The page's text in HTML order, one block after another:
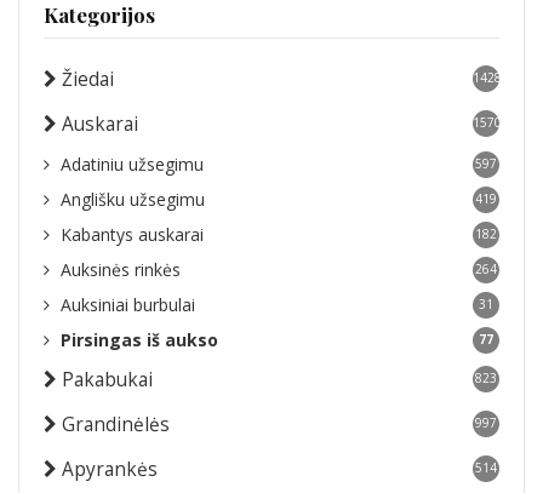
Kategorijos
Žiedai 1428
Auskarai 1570
Adatiniu užsegimu 597
Anglišku užsegimu 419
Kabantys auskarai 182
Auksinės rinkės 264
Auksiniai burbulai 31
Pirsingas iš aukso 77
Pakabukai 823
Grandinėlės 997
Apyrankės 514